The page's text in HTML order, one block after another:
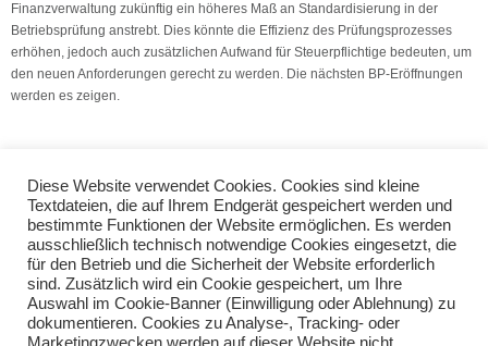
Finanzverwaltung zukünftig ein höheres Maß an Standardisierung in der
Betriebsprüfung anstrebt. Dies könnte die Effizienz des Prüfungsprozesses
erhöhen, jedoch auch zusätzlichen Aufwand für Steuerpflichtige bedeuten, um
den neuen Anforderungen gerecht zu werden. Die nächsten BP-Eröffnungen
werden es zeigen.
Quelle: VSH Dienstleistungs GmbH
Phantomlohn in der SV
Steuerfreie Zuschläge bei Bereitschaftsdiensten
Teilen Sie diese Nachricht mit Ihren Freunden oder Kollegen
Diese Website verwendet Cookies. Cookies sind kleine
Textdateien, die auf Ihrem Endgerät gespeichert werden und
bestimmte Funktionen der Website ermöglichen. Es werden
ausschließlich technisch notwendige Cookies eingesetzt, die
für den Betrieb und die Sicherheit der Website erforderlich
sind. Zusätzlich wird ein Cookie gespeichert, um Ihre
Auswahl im Cookie-Banner (Einwilligung oder Ablehnung) zu
dokumentieren. Cookies zu Analyse-, Tracking- oder